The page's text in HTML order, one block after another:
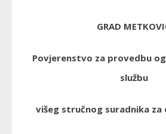
GRAD
Povjerenstvo za provedbu
službu
višeg stručnog suradnika za